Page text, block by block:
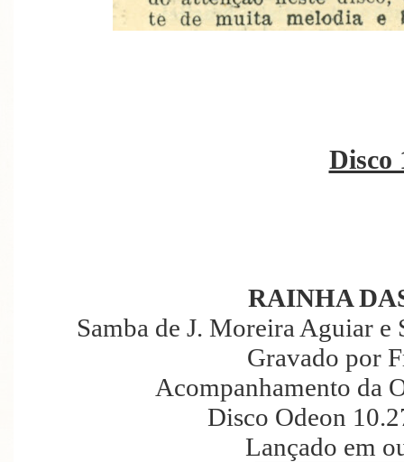
Disco
RAINHA
Samba de J. Moreira Aguiar
Gravado por
Acompanhamento da
Disco Odeon
Lançado em